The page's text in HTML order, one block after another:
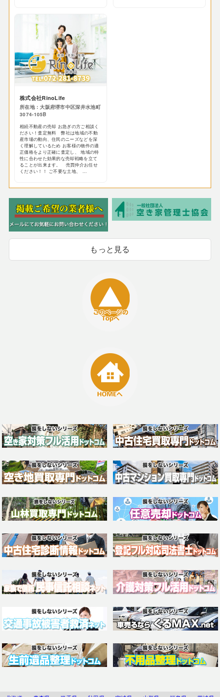
株式会社RinoLife
所在地：大阪府堺市中区深井水池町
3074-105B
相続不動産の売却 お急ぎの方ご相談く
ださい！査定無料 弊社は地域の不動
産市場の動向、住民のニーズなどを深
く理解しているため お客様の物件の適
正価格をより正確に査定し、 地域の特
性に合わせた効果的な売却戦略を立て
ることが出来ます。 売買仲介お任せ
ください！！ ご不要な土地、 ...
もっと見る